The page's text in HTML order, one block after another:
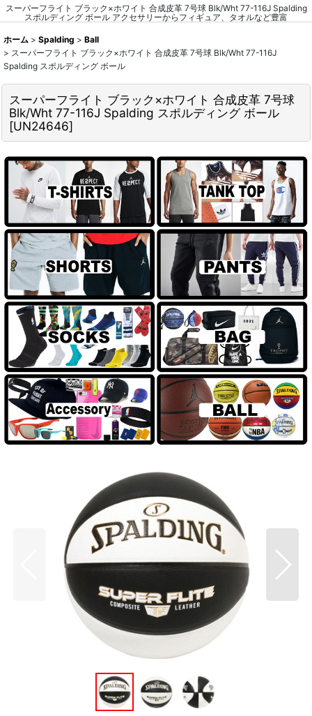
スーパーフライト ブラック×ホワイト 合成皮革 7号球 Blk/Wht 77-116J Spalding
スポルディング ボール アクセサリーからフィギュア、タオルなど豊富
ホーム > Spalding > Ball
> スーパーフライト ブラック×ホワイト 合成皮革 7号球 Blk/Wht 77-116J
Spalding スポルディング ボール
スーパーフライト ブラック×ホワイト 合成皮革 7号球
Blk/Wht 77-116J Spalding スポルディング ボール
[UN24646]